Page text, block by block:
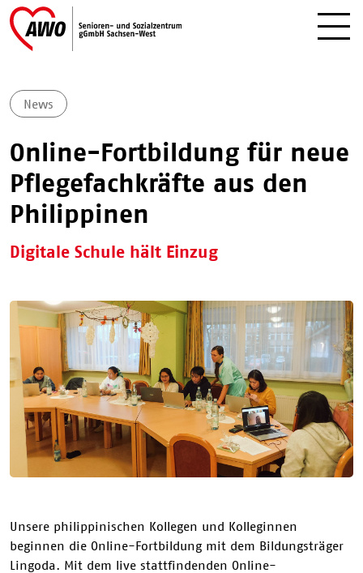
News
Online-Fortbildung für neue
Pflegefachkräfte aus den
Philippinen
Digitale Schule hält Einzug
Unsere philippinischen Kollegen und Kolleginnen
beginnen die Online-Fortbildung mit dem Bildungsträger
Lingoda. Mit dem live stattfindenden Online-